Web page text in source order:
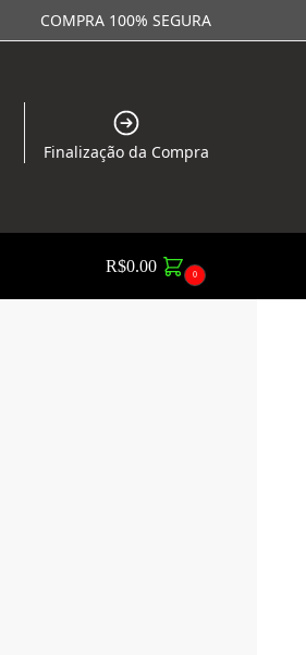
COMPRA 100% SEGURA
Finalização da Compra
R$0.00 0